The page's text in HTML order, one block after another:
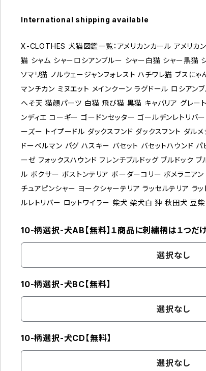
International shipping available
X-CLOTHES 犬猫図鑑一覧：アメリカンカール アメリカ
猫 シャム シャーロシアンブルー シャー白猫 シャー黒猫
ソマリ猫 ノルウェージャンフォレスト ハチワレ猫 ブスに
マンチカン ミヌエット メインクーン ラグドール ロシア
へそ天 猫顔パーツ 白猫 飛び猫 黒猫 キャバリア グレー
ンディエ コーギー ゴードンセッター ゴールデンレトリバ
ーズー トイプードル ダックスフンド ダックスフント ダル
ドーベルマン パグ ハスキー バセット バセットハウンド
ーゼ フォックスハウンド フレンチブルドッグ ブルドック
ル ボクサー ボストンテリア ボーダーコリー ポメラニア
チュアピンシャー ヨークシャーテリア ラッセルテリア ラ
ルレトリバー ロットワイラー 柴犬 柴犬白 狆 秋田犬
10-柄選択-犬AB【無料】１商品に刺繍柄は１つだ
選択なし
10-柄選択-犬BC【無料】
選択なし
10-柄選択-犬CD【無料】
選択なし